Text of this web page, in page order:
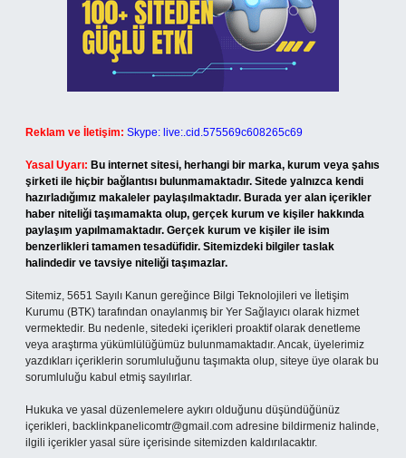
Reklam ve İletişim: Skype: live:.cid.575569c608265c69
Yasal Uyarı: Bu internet sitesi, herhangi bir marka, kurum veya şahıs
şirketi ile hiçbir bağlantısı bulunmamaktadır. Sitede yalnızca kendi
hazırladığımız makaleler paylaşılmaktadır. Burada yer alan içerikler
haber niteliği taşımamakta olup, gerçek kurum ve kişiler hakkında
paylaşım yapılmamaktadır. Gerçek kurum ve kişiler ile isim
benzerlikleri tamamen tesadüfidir. Sitemizdeki bilgiler taslak
halindedir ve tavsiye niteliği taşımazlar.
Sitemiz, 5651 Sayılı Kanun gereğince Bilgi Teknolojileri ve İletişim
Kurumu (BTK) tarafından onaylanmış bir Yer Sağlayıcı olarak hizmet
vermektedir. Bu nedenle, sitedeki içerikleri proaktif olarak denetleme
veya araştırma yükümlülüğümüz bulunmamaktadır. Ancak, üyelerimiz
yazdıkları içeriklerin sorumluluğunu taşımakta olup, siteye üye olarak bu
sorumluluğu kabul etmiş sayılırlar.
Hukuka ve yasal düzenlemelere aykırı olduğunu düşündüğünüz
içerikleri, backlinkpanelicomtr@gmail.com adresine bildirmeniz halinde,
ilgili içerikler yasal süre içerisinde sitemizden kaldırılacaktır.